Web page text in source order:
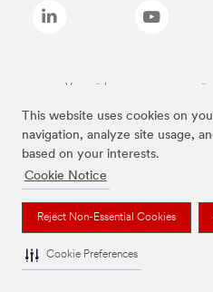
This website uses cookies on
navigation, analyze site usage,
based on your interests.
Cookie Notice
Reject Non-Essential Cookies
Cookie Preferences
Varumärken som anges ovan